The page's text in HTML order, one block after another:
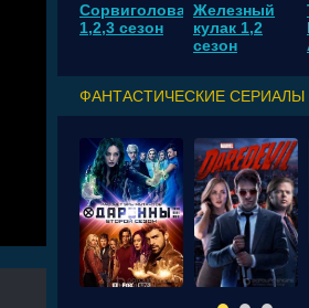
Сорвиголова
1,2,3 сезон
Железный
кулак 1,2
сезон
ФАНТАСТИЧЕСКИЕ СЕРИАЛЫ